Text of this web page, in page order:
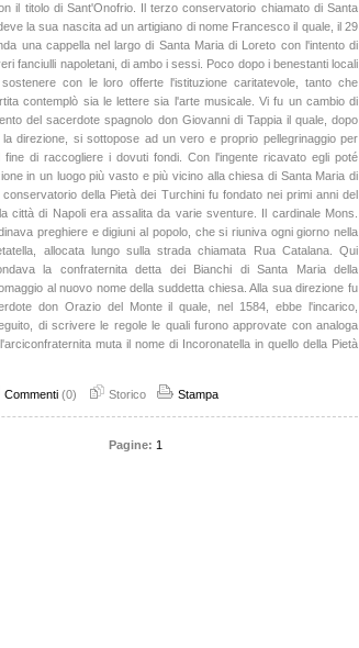
il titolo di Sant'Onofrio. Il terzo conservatorio chiamato di Santa
la sua nascita ad un artigiano di nome Francesco il quale, il 29
una cappella nel largo di Santa Maria di Loreto con l'intento di
fanciulli napoletani, di ambo i sessi. Poco dopo i benestanti locali
con le loro offerte l'istituzione caritatevole, tanto che
contemplò sia le lettere sia l'arte musicale. Vi fu un cambio di
del sacerdote spagnolo don Giovanni di Tappia il quale, dopo
direzione, si sottopose ad un vero e proprio pellegrinaggio per
di raccogliere i dovuti fondi. Con l'ingente ricavato egli poté
in un luogo più vasto e più vicino alla chiesa di Santa Maria di
conservatorio della Pietà dei Turchini fu fondato nei primi anni del
città di Napoli era assalita da varie sventure. Il cardinale Mons.
preghiere e digiuni al popolo, che si riuniva ogni giorno nella
allocata lungo sulla strada chiamata Rua Catalana. Qui
la confraternita detta dei Bianchi di Santa Maria della
al nuovo nome della suddetta chiesa. Alla sua direzione fu
don Orazio del Monte il quale, nel 1584, ebbe l'incarico,
di scrivere le regole le quali furono approvate con analoga
muta il nome di Incoronatella in quello della Pietà
Commenti (0) Storico Stampa
Pagine: 1